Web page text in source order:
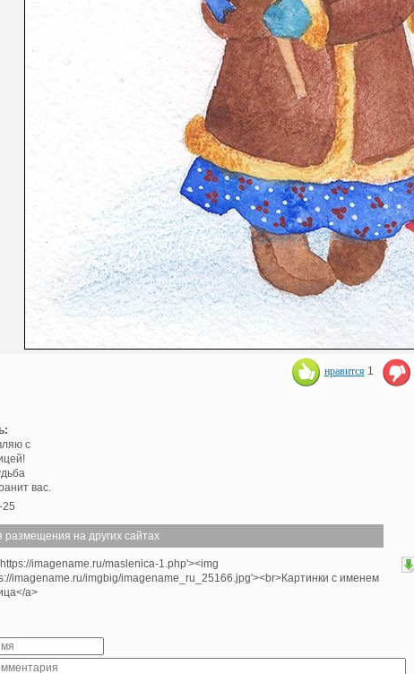
нравится 1
с
вас.
25
размещения на других сайтах
imagename.ru/maslenica-1.php'><img
imagename.ru/imgbig/imagename_ru_25166.jpg'><br>Картинки с именем
a>